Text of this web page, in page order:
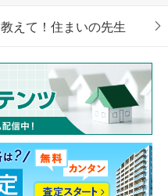
教えて！住まいの先生